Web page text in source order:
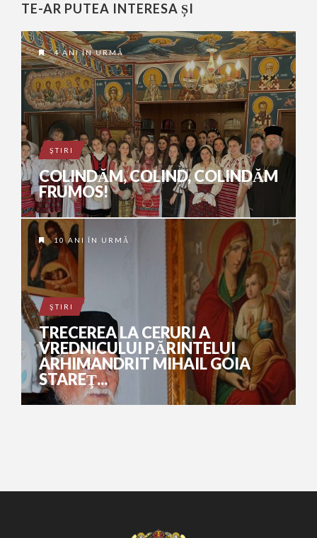
TE-AR PUTEA INTERESA ȘI
4 ANI ÎN URMĂ
ŞTIRI
COLINDĂM, COLIND, COLINDĂM
FRUMOS!
10 ANI ÎN URMĂ
ŞTIRI
TRECEREA LA CERURI A
VREDNICULUI PĂRINTELUI
ARHIMANDRIT MIHAIL GOIA
STAREŢ...